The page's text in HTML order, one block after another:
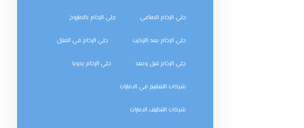
جلي الرخام الصناعي جلي الرخام بالصاروخ
جلي الرخام بعد التركيب جلي الرخام في المنزل
جلي الرخام قبل وبعد جلي الرخام يدويا
شركات التعقيم في الامارات
شركات التنظيف الامارات